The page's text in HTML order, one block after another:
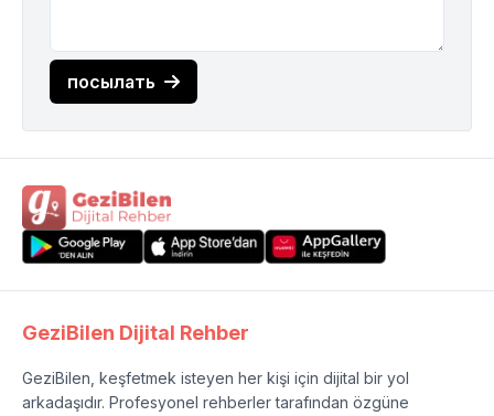
посылать
GeziBilen Dijital Rehber
GeziBilen, keşfetmek isteyen her kişi için dijital bir yol
arkadaşıdır. Profesyonel rehberler tarafından özgüne